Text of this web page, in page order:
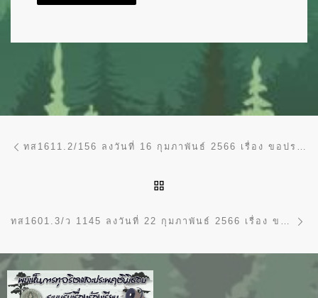
ทส1611.2/156 ลงวันที่ 16 กุมภาพันธ์ 2566 เรื่อง ขอประชาสัมพันธ์ทุนรัฐบาลนิวซีแลนด์เพื่อศึกษาระดับปริญญาโท และปริญญาเอก ปีการศึกษา 2567
ทส1601.3/ว 1145 ลงวันที่ 22 กุมภาพันธ์ 2566 เรื่อง ขอความอนุเคราะห์การรับนักเรียนทุนเข้าปฏิบัติงานชดใช้ทุน